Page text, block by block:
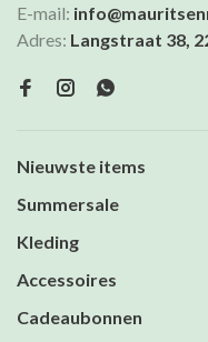
E-mail:
Adres: Langstraat 38,
Nieuwste items
Summersale
Kleding
Accessoires
Cadeaubonnen